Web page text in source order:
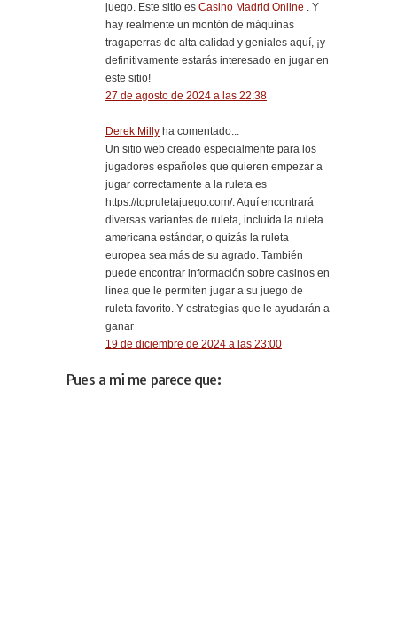
juego. Este sitio es Cаsino Madrid Online . Y
hay realmente un montón de máquinas
tragaperras de alta calidad y geniales aquí, ¡y
definitivamente estarás interesado en jugar en
este sitio!
27 de agosto de 2024 a las 22:38
Derek Milly ha comentado...
Un sitio web creado especialmente para los
jugadores españoles que quieren empezar a
jugar correctamente a la ruleta es
https://topruletajuego.com/. Aquí encontrará
diversas variantes de ruleta, incluida la ruleta
americana estándar, o quizás la ruleta
europea sea más de su agrado. También
puede encontrar información sobre casinos en
línea que le permiten jugar a su juego de
ruleta favorito. Y estrategias que le ayudarán a
ganar
19 de diciembre de 2024 a las 23:00
Pues a mi me parece que: